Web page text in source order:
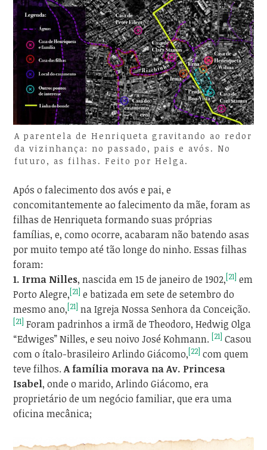
A parentela de Henriqueta gravitando ao redor
da vizinhança: no passado, pais e avós. No
futuro, as filhas. Feito por Helga.
Após o falecimento dos avós e pai, e
concomitantemente ao falecimento da mãe, foram as
filhas de Henriqueta formando suas próprias
famílias, e, como ocorre, acabaram não batendo asas
por muito tempo até tão longe do ninho. Essas filhas
foram:
1. Irma Nilles, nascida em 15 de janeiro de 1902,[21] em
Porto Alegre,[21] e batizada em sete de setembro do
mesmo ano,[21] na Igreja Nossa Senhora da Conceição.
[21] Foram padrinhos a irmã de Theodoro, Hedwig Olga
“Edwiges” Nilles, e seu noivo José Kohmann.[21] Casou
com o ítalo-brasileiro Arlindo Giácomo,[22] com quem
teve filhos.A família morava na Av. Princesa
Isabel, onde o marido, Arlindo Giácomo, era
proprietário de um negócio familiar, que era uma
oficina mecânica;